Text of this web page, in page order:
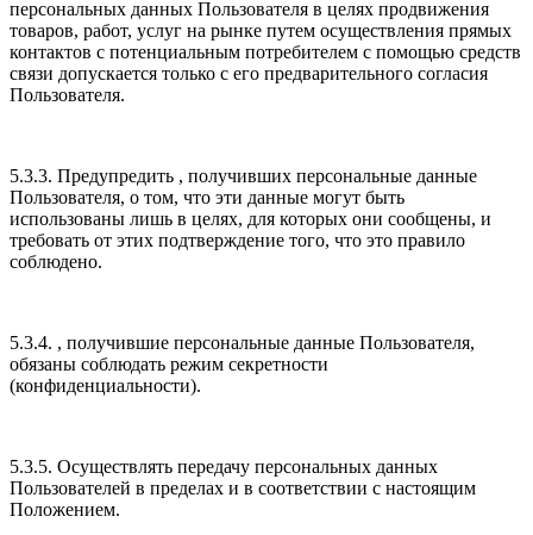
персональных данных Пользователя в целях продвижения
товаров, работ, услуг на рынке путем осуществления прямых
контактов с потенциальным потребителем с помощью средств
связи допускается только с его предварительного согласия
Пользователя.
5.3.3. Предупредить , получивших персональные данные
Пользователя, о том, что эти данные могут быть
использованы лишь в целях, для которых они сообщены, и
требовать от этих подтверждение того, что это правило
соблюдено.
5.3.4. , получившие персональные данные Пользователя,
обязаны соблюдать режим секретности
(конфиденциальности).
5.3.5. Осуществлять передачу персональных данных
Пользователей в пределах и в соответствии с настоящим
Положением.